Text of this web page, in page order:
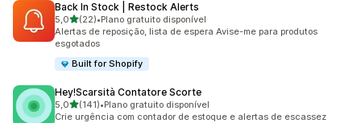
Back In Stock | Restock Alerts
5,0de 5 estrelas
(22)
22 avaliações ao todo
•Plano gratuito disponível
Alertas de reposição, lista de espera Avise-me para produtos
esgotados
Built for Shopify
Hey!Scarsità Contatore Scorte
5,0de 5 estrelas
(141)
141 avaliações ao todo
•Plano gratuito disponível
Crie urgência com contador de estoque e alertas de escassez